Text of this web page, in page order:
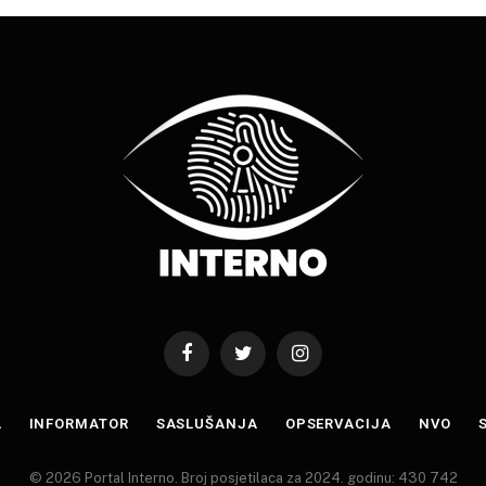
FacebookTwitter Instagram
INFORMATOR SASLUŠANJA OPSERVACIJA NVO
© 2026 Portal Interno. Broj posjetilaca za 2024. godinu: 430 742